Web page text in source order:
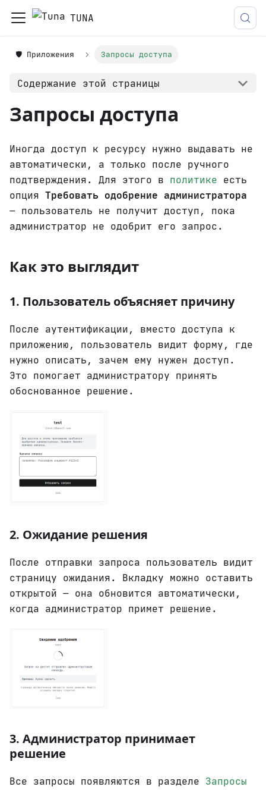
TUNA
🛡️ Приложения Запросы доступа
Содержание этой страницы
Запросы доступа
Иногда доступ к ресурсу нужно выдавать не
автоматически, а только после ручного
подтверждения. Для этого в политике есть
опция Требовать одобрение администратора
— пользователь не получит доступ, пока
администратор не одобрит его запрос.
Как это выглядит
1. Пользователь объясняет причину
После аутентификации, вместо доступа к
приложению, пользователь видит форму, где
нужно описать, зачем ему нужен доступ.
Это помогает администратору принять
обоснованное решение.
2. Ожидание решения
После отправки запроса пользователь видит
страницу ожидания. Вкладку можно оставить
открытой — она обновится автоматически,
когда администратор примет решение.
3. Администратор принимает
решение
Все запросы появляются в разделе Запросы